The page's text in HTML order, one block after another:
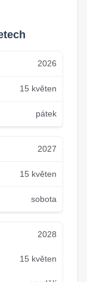
2026
15 květen
pátek
2027
15 květen
sobota
2028
15 květen